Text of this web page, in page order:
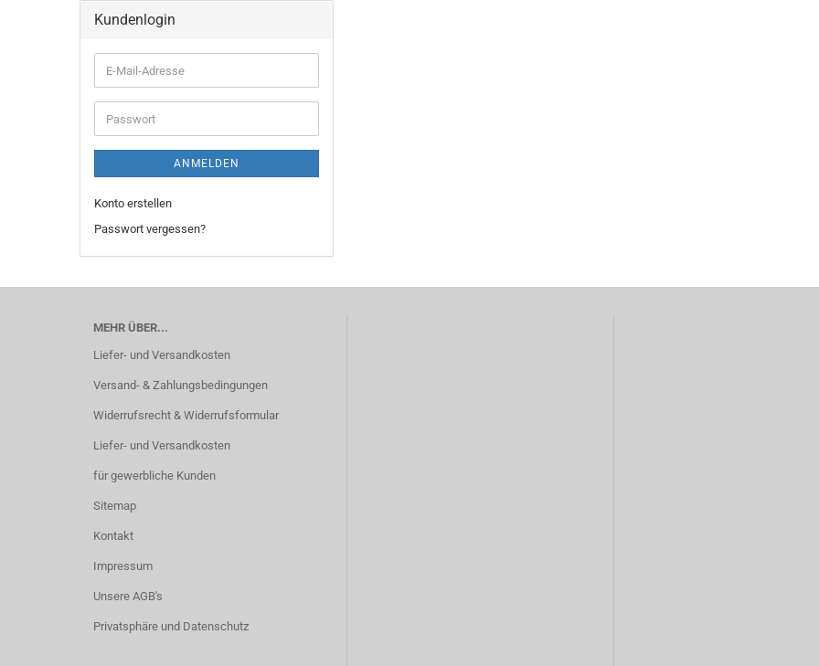
Kundenlogin
E-
Mail-
Adresse
Passwort
ANMELDEN
Konto erstellen
Passwort vergessen?
MEHR ÜBER...
Liefer- und Versandkosten
Versand- & Zahlungsbedingungen
Widerrufsrecht & Widerrufsformular
Liefer- und Versandkosten
für gewerbliche Kunden
Sitemap
Kontakt
Impressum
Unsere AGB's
Privatsphäre und Datenschutz